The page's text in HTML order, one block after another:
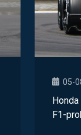
05-
F1-